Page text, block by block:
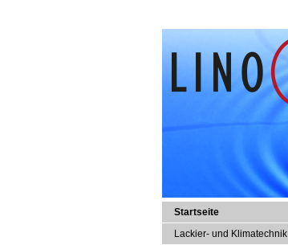
Startseite
Lackier- und Klimatechnik